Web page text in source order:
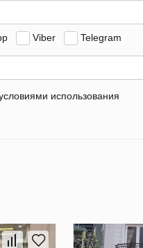
Viber Telegram
использования